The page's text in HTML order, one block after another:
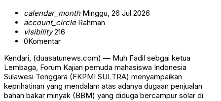
calendar_monthMinggu, 26 Jul 2026
account_circleRahman
visibility216
0Komentar
Kendari, (duasatunews.com) — Muh Fadil sebgai ketua
Lembaga, Forum Kajian pemuda mahasiswa Indonesia
Sulawesi Tenggara (FKPMI SULTRA) menyampaikan
keprihatinan yang mendalam atas adanya dugaan penjualan
bahan bakar minyak (BBM) yang diduga bercampur solar di